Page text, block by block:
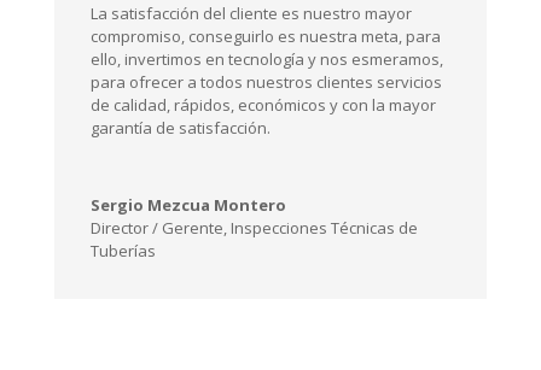
La satisfacción del cliente es nuestro mayor
compromiso, conseguirlo es nuestra meta, para
ello, invertimos en tecnología y nos esmeramos,
para ofrecer a todos nuestros clientes servicios
de calidad, rápidos, económicos y con la mayor
garantía de satisfacción.
Sergio Mezcua Montero
Director / Gerente, Inspecciones Técnicas de
Tuberías